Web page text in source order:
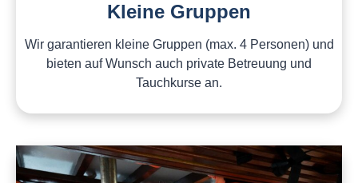
Kleine Gruppen
Wir garantieren kleine Gruppen (max. 4 Personen) und
bieten auf Wunsch auch private Betreuung und
Tauchkurse an.